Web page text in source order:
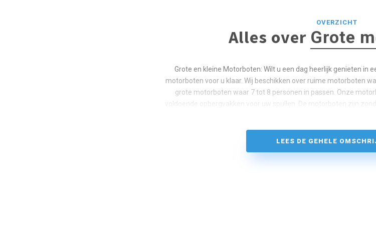
OVERZICHT
Alles over Grote
Grote en kleine Motorboten: Wilt u een dag heerlijk genieten in
motorboten voor u klaar. Wij beschikken over ruime motorboten
grote motorboten waar 7 tot 8 personen in passen. Onze
voldoende opbergvakken voor uw spullen. De motorboten zijn
LEES DE GEHELE